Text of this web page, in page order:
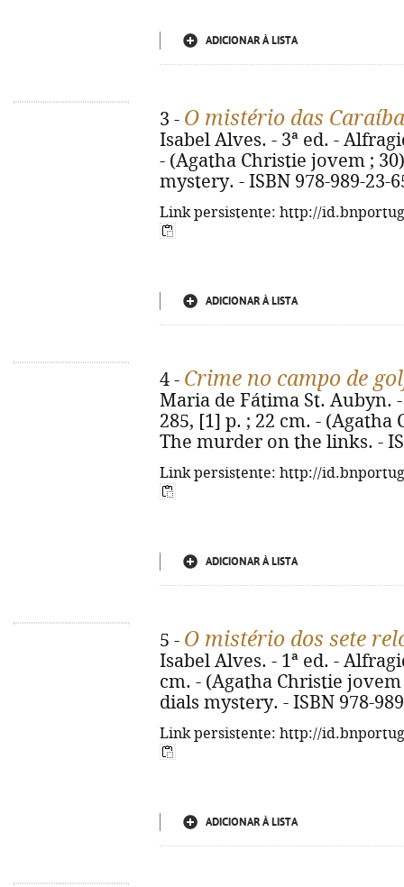
ADICIONAR À LISTA
3 - O mistério das
Isabel Alves. - 3ª ed. -
- (Agatha Christie jovem ;
mystery. - ISBN 978-989-23-
Link persistente: http://
ADICIONAR À LISTA
4 - Crime no campo de
Maria de Fátima St. Aubyn.
285, [1] p. ; 22 cm. -
The murder on the links. -
Link persistente: http://
ADICIONAR À LISTA
5 - O mistério dos sete
Isabel Alves. - 1ª ed. -
cm. - (Agatha Christie
dials mystery. - ISBN 978-
Link persistente: http://
ADICIONAR À LISTA